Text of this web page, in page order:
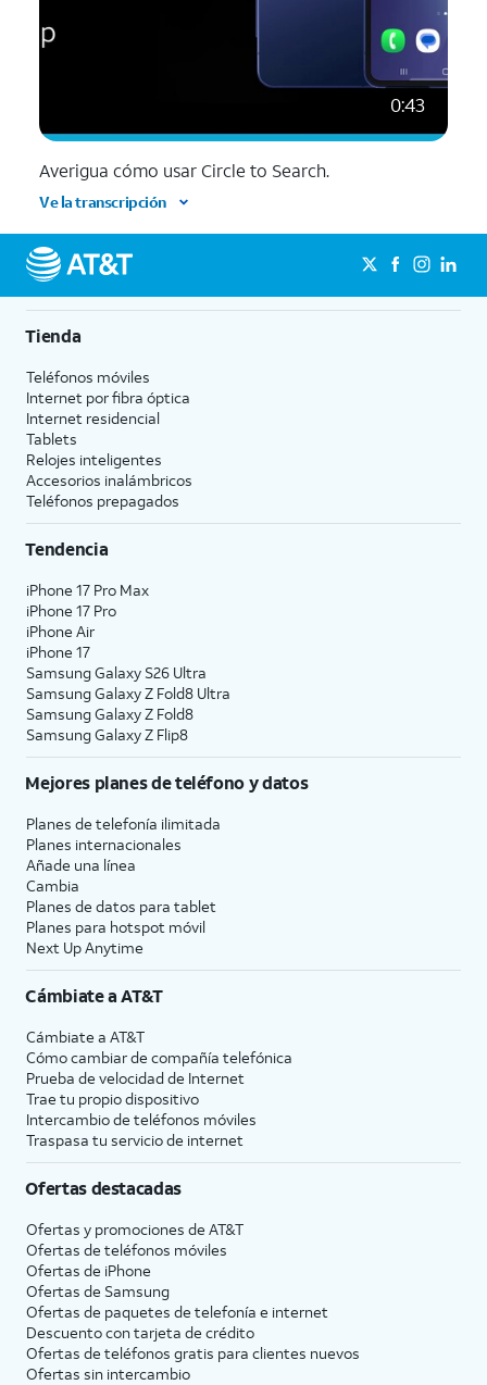
0:43
Averigua cómo usar Circle to Search.
Ve la transcripción
Tienda
Teléfonos móviles
Internet por fibra óptica
Internet residencial
Tablets
Relojes inteligentes
Accesorios inalámbricos
Teléfonos prepagados
Tendencia
iPhone 17 Pro Max
iPhone 17 Pro
iPhone Air
iPhone 17
Samsung Galaxy S26 Ultra
Samsung Galaxy Z Fold8 Ultra
Samsung Galaxy Z Fold8
Samsung Galaxy Z Flip8
Mejores planes de teléfono y datos
Planes de telefonía ilimitada
Planes internacionales
Añade una línea
Cambia
Planes de datos para tablet
Planes para hotspot móvil
Next Up Anytime
Cámbiate aAT&T
Cámbiate a AT&T
Cómo cambiar de compañía telefónica
Prueba de velocidad de Internet
Trae tu propio dispositivo
Intercambio de teléfonos móviles
Traspasa tu servicio de internet
Ofertas destacadas
Ofertas y promociones de AT&T
Ofertas de teléfonos móviles
Ofertas de iPhone
Ofertas de Samsung
Ofertas de paquetes de telefonía e internet
Descuento con tarjeta de crédito
Ofertas de teléfonos gratis para clientes nuevos
Ofertas sin intercambio